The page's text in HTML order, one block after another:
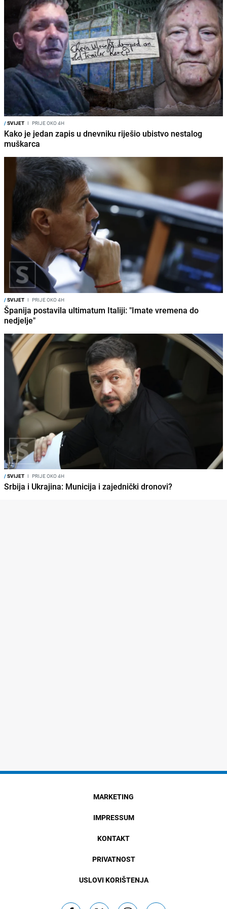
/SVIJET I PRIJE OKO 4H
Kako je jedan zapis u dnevniku riješio ubistvo nestalog
muškarca
/SVIJET I PRIJE OKO 4H
Španija postavila ultimatum Italiji: "Imate vremena do
nedjelje"
/SVIJET I PRIJE OKO 4H
Srbija i Ukrajina: Municija i zajednički dronovi?
MARKETING
IMPRESSUM
KONTAKT
PRIVATNOST
USLOVI KORIŠTENJA